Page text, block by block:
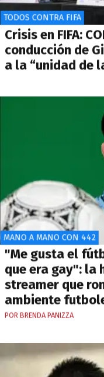
TODOS CONTRA FIFA
Crisis en FIFA:
conducción de
a la “unidad de
MANO A MANO CON 442
"Me gusta el
que era gay": la
streamer que
ambiente
POR BRENDA PANIZZA